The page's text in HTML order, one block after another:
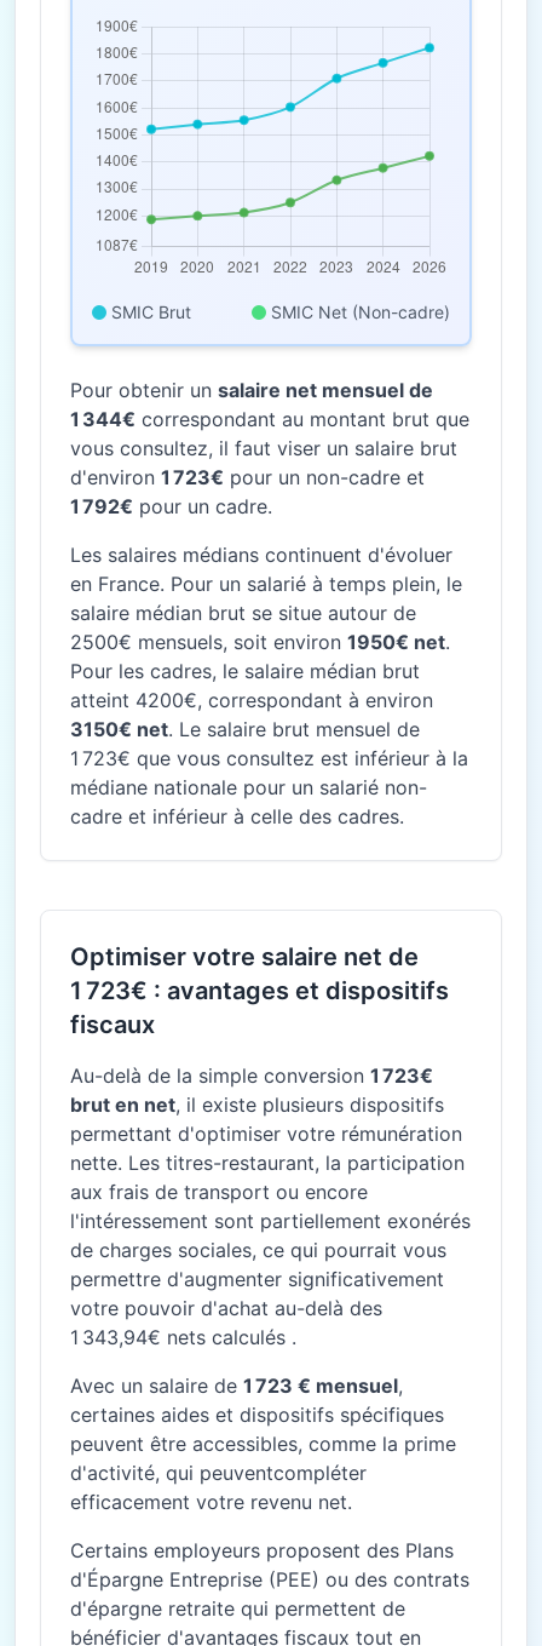
SMIC Brut SMIC Net (Non-cadre)
Pour obtenir un salaire net mensuel de
1 344€ correspondant au montant brut que
vous consultez, il faut viser un salaire brut
d'environ 1 723€ pour un non-cadre et
1 792€ pour un cadre.
Les salaires médians continuent d'évoluer
en France. Pour un salarié à temps plein, le
salaire médian brut se situe autour de
2500€ mensuels, soit environ 1950€ net.
Pour les cadres, le salaire médian brut
atteint 4200€, correspondant à environ
3150€ net. Le salaire brut mensuel de
1 723€ que vous consultez est inférieur à la
médiane nationale pour un salarié non-
cadre et inférieur à celle des cadres.
Optimiser votre salaire net de
1 723€ : avantages et dispositifs
fiscaux
Au-delà de la simple conversion 1 723€
brut en net, il existe plusieurs dispositifs
permettant d'optimiser votre rémunération
nette. Les titres-restaurant, la participation
aux frais de transport ou encore
l'intéressement sont partiellement exonérés
de charges sociales, ce qui pourrait vous
permettre d'augmenter significativement
votre pouvoir d'achat au-delà des
1 343,94€ nets calculés .
Avec un salaire de 1 723 € mensuel,
certaines aides et dispositifs spécifiques
peuvent être accessibles, comme la prime
d'activité, qui peuventcompléter
efficacement votre revenu net.
Certains employeurs proposent des Plans
d'Épargne Entreprise (PEE) ou des contrats
d'épargne retraite qui permettent de
bénéficier d'avantages fiscaux tout en